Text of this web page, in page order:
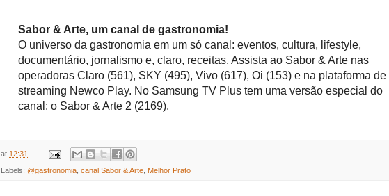
Sabor & Arte, um canal de gastronomia!
O universo da gastronomia em um só canal: eventos, cultura, lifestyle,
documentário, jornalismo e, claro, receitas. Assista ao Sabor & Arte nas
operadoras Claro (561), SKY (495), Vivo (617), Oi (153) e na plataforma de
streaming Newco Play. No Samsung TV Plus tem uma versão especial do
canal: o Sabor & Arte 2 (2169).
at 12:31
Labels: @gastronomia canal Sabor & Arte Melhor Prato